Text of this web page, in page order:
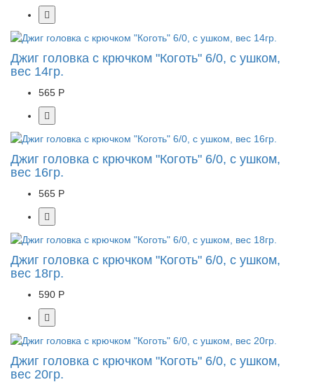
Джиг головка с крючком "Коготь" 6/0, с ушком,
вес 14гр.
565 Р
Джиг головка с крючком "Коготь" 6/0, с ушком,
вес 16гр.
565 Р
Джиг головка с крючком "Коготь" 6/0, с ушком,
вес 18гр.
590 Р
Джиг головка с крючком "Коготь" 6/0, с ушком,
вес 20гр.